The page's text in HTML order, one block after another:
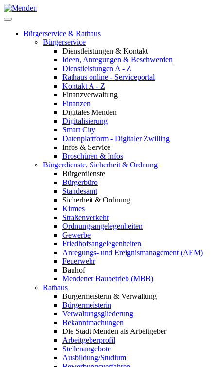
Bürgerservice & Rathaus
Bürgerservice
Dienstleistungen & Kontakt
Ideen, Anregungen & Beschwerden
Dienstleistungen A - Z
Rathaus online - Serviceportal
Kontakt A - Z
Finanzverwaltung
Finanzen
Digitales Menden
Digitalisierung
Smart City
Datenplattform - Digitaler Zwilling
Infos & Service
Broschüren & Infos
Bürgerdienste, Sicherheit & Ordnung
Bürgerdienste
Bürgerbüro
Standesamt
Sicherheit & Ordnung
Kirmes
Straßenverkehr
Ordnungsangelegenheiten
Gewerbe
Friedhofsangelegenheiten
Anregungs- und Ereignismanagement (AEM)
Feuerwehr
Bauhof
Mendener Baubetrieb (MBB)
Rathaus
Bürgermeisterin & Verwaltung
Bürgermeisterin
Verwaltungsgliederung
Bekanntmachungen
Die Stadt Menden als Arbeitgeber
Arbeitgeberprofil
Stellenangebote
Ausbildung/Studium